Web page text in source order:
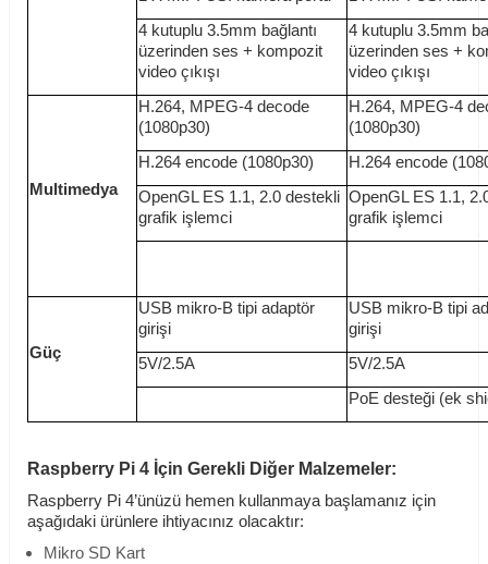
4 kutuplu 3.5mm bağlantı
üzerinden ses + kompozit
video çıkışı
4 kutuplu 3.5mm
üzerinden ses +
video çıkışı
Multimedya
H.264, MPEG-4 decode
(1080p30)
H.264, MPEG-4
(1080p30)
H.264 encode (1080p30)
H.264 encode
OpenGL ES 1.1, 2.0 destekli
grafik işlemci
OpenGL ES 1.1,
grafik işlemci
Güç
USB mikro-B tipi adaptör
girişi
USB mikro-B tipi
girişi
5V/2.5A
5V/2.5A
PoE desteği (ek
Raspberry Pi 4 İçin Gerekli Diğer Malzemeler:
Raspberry Pi 4’ünüzü hemen kullanmaya başlamanız için
aşağıdaki ürünlere ihtiyacınız olacaktır:
Mikro SD Kart